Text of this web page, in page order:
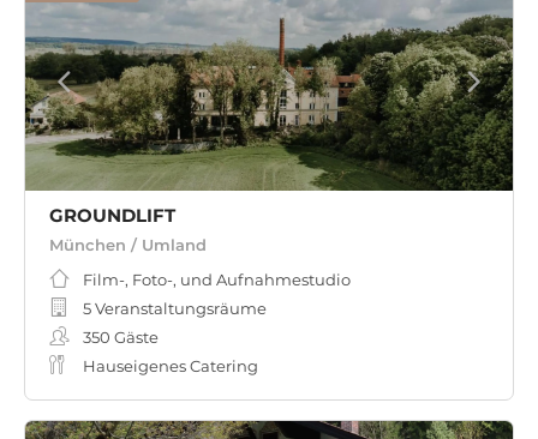
GROUNDLIFT
München / Umland
Film-, Foto-, und Aufnahmestudio
5 Veranstaltungsräume
350 Gäste
Hauseigenes Catering